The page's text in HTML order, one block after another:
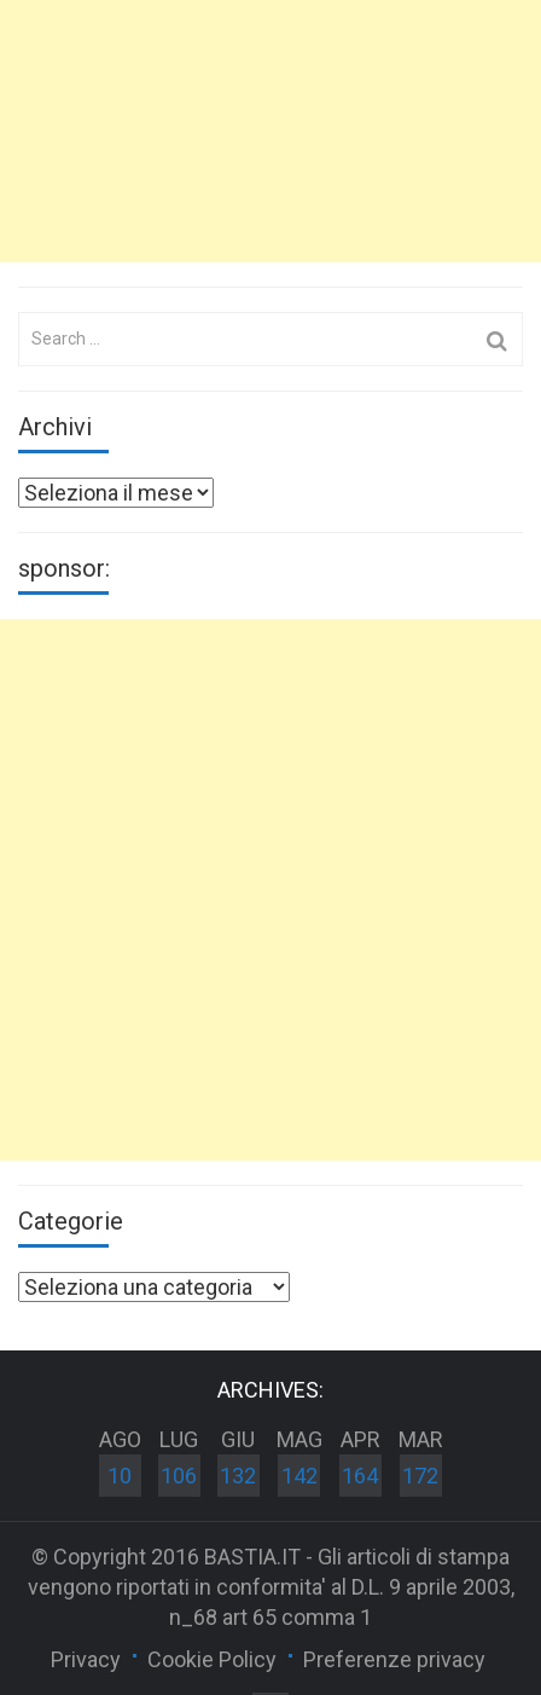
Search
Archivi
Archivi
sponsor:
Categorie
Categorie
ARCHIVES:
AGO
10
LUG
106
GIU
132
MAG
142
APR
164
MAR
172
© Copyright 2016 BASTIA.IT - Gli articoli di stampa
vengono riportati in conformita' al D.L. 9 aprile 2003,
n_68 art 65 comma 1
Privacy
Cookie Policy Preferenze privacy